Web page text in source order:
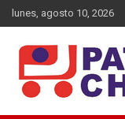
Saltar
al
lunes, agosto 10, 2026